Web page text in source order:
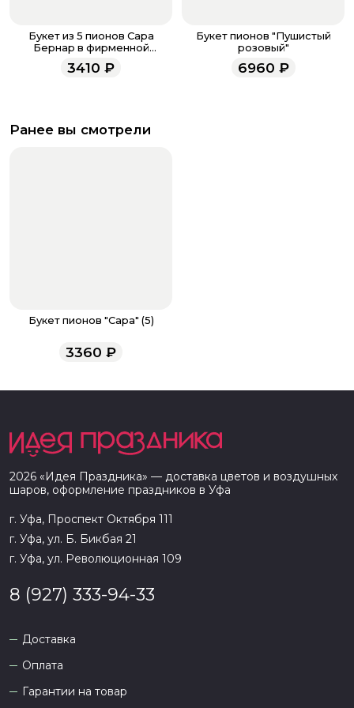
Букет из 5 пионов Сара
Бернар в фирменной
упаковке
3410 ₽
Букет пионов "Пушистый
розовый"
6960 ₽
Ранее вы смотрели
Букет пионов "Сара" (5)
3360 ₽
2026 «Идея Праздника» — доставка цветов и воздушных
шаров, оформление праздников в Уфа
г. Уфа, Проспект Октября 111
г. Уфа, ул. Б. Бикбая 21
г. Уфа, ул. Революционная 109
8 (927) 333-94-33
Доставка
Оплата
Гарантии на товар